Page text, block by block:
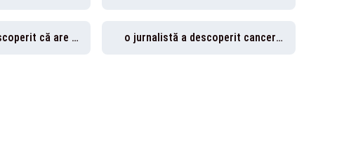
O jurnalistă a descoperit că are cancer la sân o jurnalistă a descoperit cancer la sân în timp ce filma